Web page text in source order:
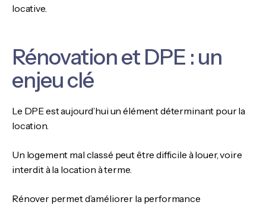
locative.
Rénovation et DPE : un
enjeu clé
Le DPE est aujourd’hui un élément déterminant pour la
location.
Un logement mal classé peut être difficile à louer, voire
interdit à la location à terme.
Rénover permet d’améliorer la performance